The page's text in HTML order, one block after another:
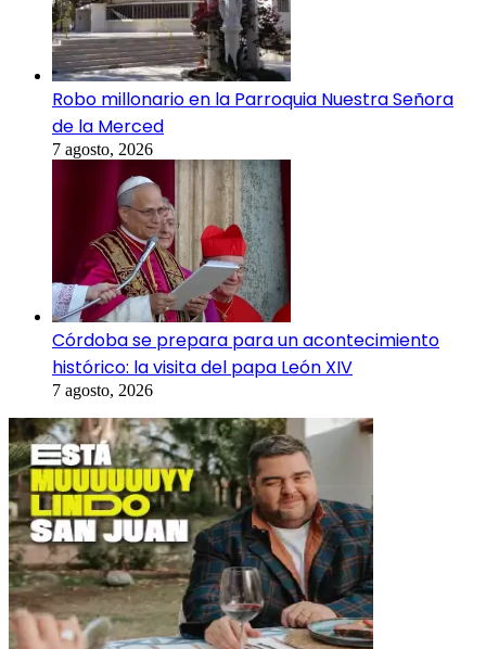
Robo millonario en la Parroquia Nuestra Señora
de la Merced
7 agosto, 2026
Córdoba se prepara para un acontecimiento
histórico: la visita del papa León XIV
7 agosto, 2026